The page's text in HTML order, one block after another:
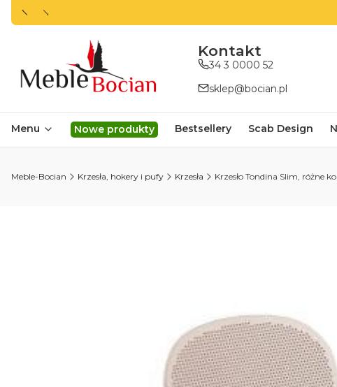
ㅤㅤㅤㅤㅤㅤㅤㅤKontakt
34 3 0000 52
sklep@bocian.pl
Menu Nowe produkty Bestsellery Scab Design
Meble-Bocian Krzesła, hokery i pufy Krzesła Krzesło Tondina Slim, różne